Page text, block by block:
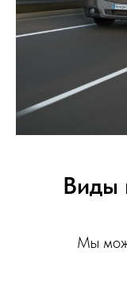
Виды
Мы